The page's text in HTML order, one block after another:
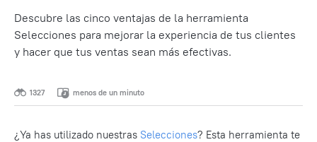
Descubre las cinco ventajas de la herramienta
Selecciones para mejorar la experiencia de tus clientes
y hacer que tus ventas sean más efectivas.
1327 menos de un minuto
¿Ya has utilizado nuestras Selecciones? Esta herramienta te